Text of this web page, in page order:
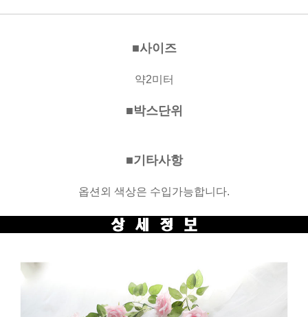
■사이즈
약2미터
■박스단위
■기타사항
옵션외 색상은 수입가능합니다.